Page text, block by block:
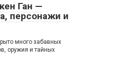
Ган —
персонажи и
много забавных
оружия и тайных